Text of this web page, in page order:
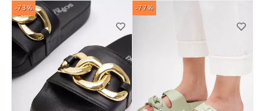
-73% -77%